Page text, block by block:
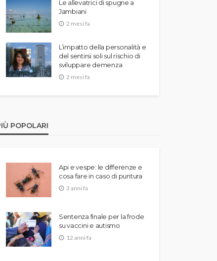
Le allevatrici di spugne a
Jambiani
2 mesi fa
L’impatto della personalità e
del sentirsi soli sul rischio di
sviluppare demenza
2 mesi fa
POPOLARI
Api e vespe: le differenze e
cosa fare in caso di puntura
3 anni fa
Sentenza finale per la frode
su vaccini e autismo
12 anni fa